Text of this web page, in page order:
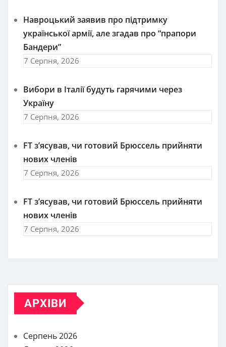
Навроцький заявив про підтримку
української армії, але згадав про “прапори
Бандери”
7 Серпня, 2026
Вибори в Італії будуть гарячими через
Україну
7 Серпня, 2026
FT зʼясував, чи готовий Брюссель прийняти
нових членів
7 Серпня, 2026
FT зʼясував, чи готовий Брюссель прийняти
нових членів
7 Серпня, 2026
АРХІВИ
Серпень 2026